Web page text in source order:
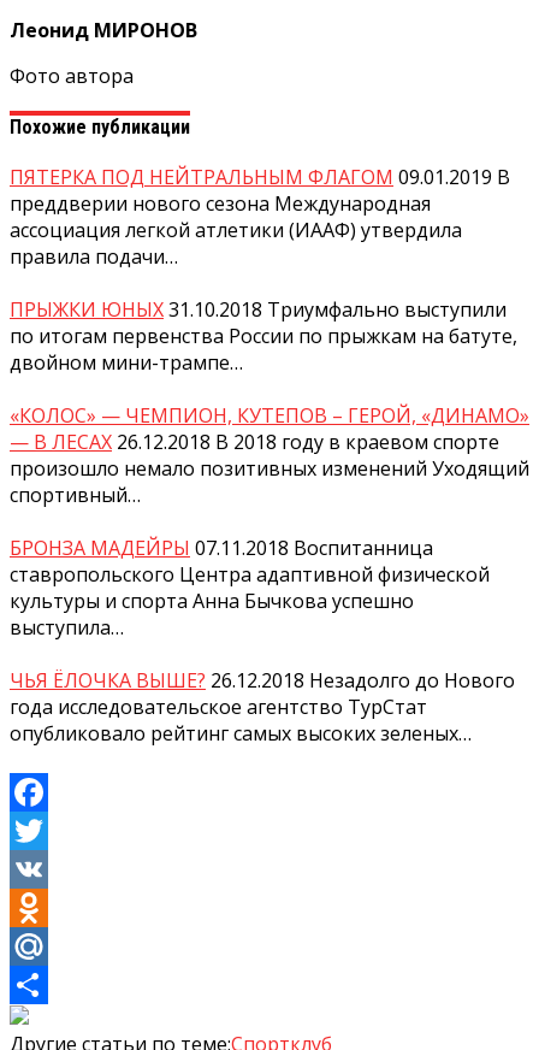
Леонид МИРОНОВ
Фото автора
Похожие публикации
ПЯТЕРКА ПОД НЕЙТРАЛЬНЫМ ФЛАГОМ 09.01.2019 В
преддверии нового сезона Международная
ассоциация легкой атлетики (ИААФ) утвердила
правила подачи…
ПРЫЖКИ ЮНЫХ31.10.2018 Триумфально выступили
по итогам первенства России по прыжкам на батуте,
двойном мини-трампе…
«КОЛОС» — ЧЕМПИОН, КУТЕПОВ – ГЕРОЙ, «ДИНАМО»
— В ЛЕСАХ 26.12.2018 В 2018 году в краевом спорте
произошло немало позитивных изменений Уходящий
спортивный…
БРОНЗА МАДЕЙРЫ 07.11.2018 Воспитанница
ставропольского Центра адаптивной физической
культуры и спорта Анна Бычкова успешно
выступила…
ЧЬЯ ЁЛОЧКА ВЫШЕ? 26.12.2018 Незадолго до Нового
года исследовательское агентство ТурСтат
опубликовало рейтинг самых высоких зеленых…
Facebook
Twitter
VK
Odnoklassniki
Mail.Ru
Отправить
Другие статьи по теме:Спортклуб